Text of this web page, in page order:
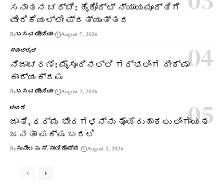
ಸನಾತನ ಚರ್ಚೆ: ಹೈಕೋರ್ಟ್ ನ್ಯಾಯಮೂರ್ತಿಗೆ
ವೇದಿಕೆಯಲ್ಲೇ ಪ್ರತ್ಯುತ್ತರ
Byಬಸವ ಮೀಡಿಯಾ August 7, 2026
ಸ್ಪಾಟ್‌ಲೈಟ್
ನಿಜಾಚರಣೆ: ಮೈಸೂರಿನಲ್ಲಿ ಗರ್ಭಲಿಂಗ ದೀಕ್ಷಾ
ಕಾರ್ಯಕ್ರಮ
Byಬಸವ ಮೀಡಿಯಾ August 2, 2026
ಚಾವಡಿ
ಜಾತಿ, ಧರ್ಮ ಭೇದಗಳನ್ನು ತೊಡೆದುಹಾಕಲು ಲಿಂಗಾಯತ
ಜನತಾ ಪಕ್ಷ ಬರಲಿ
Byಸುನೀಲ ಎಸ್. ಸಾಣಿಕೊಪ್ಪ August 2, 2026